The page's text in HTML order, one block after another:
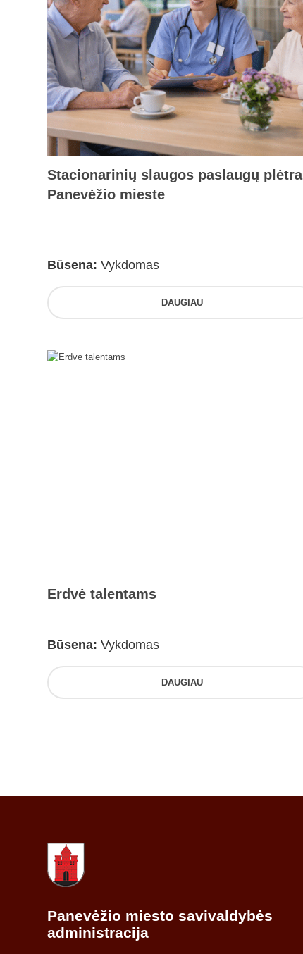
Stacionarinių slaugos paslaugų plėtra
Panevėžio mieste
Būsena: Vykdomas
DAUGIAU
Erdvė talentams
Būsena: Vykdomas
DAUGIAU
Panevėžio miesto savivaldybės
administracija